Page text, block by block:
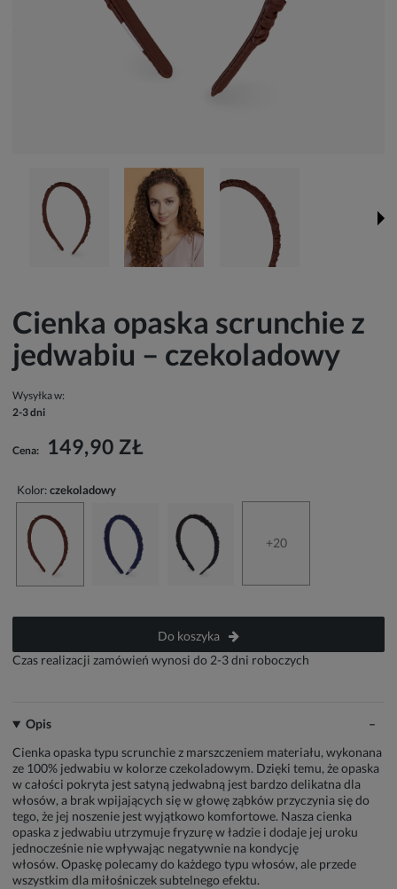
Cienka opaska scrunchie z
jedwabiu – czekoladowy
Wysyłka w:
2-3 dni
Cena: 149,90 ZŁ
Kolor:czekoladowy
+20
Do koszyka
Czas realizacji zamówień wynosi do 2-3 dni roboczych
Opis
Cienka opaska typu scrunchie z marszczeniem materiału, wykonana
ze 100% jedwabiu w kolorze czekoladowym. Dzięki temu, że opaska
w całości pokryta jest satyną jedwabną jest bardzo delikatna dla
włosów, a brak wpijających się w głowę ząbków przyczynia się do
tego, że jej noszenie jest wyjątkowo komfortowe. Nasza cienka
opaska z jedwabiu utrzymuje fryzurę w ładzie i dodaje jej uroku
jednocześnie nie wpływając negatywnie na kondycję
włosów. Opaskę polecamy do każdego typu włosów, ale przede
wszystkim dla miłośniczek subtelnego efektu.